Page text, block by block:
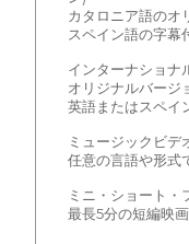
カタロニア語のオ
スペイン語の字幕
インターナショナ
オリジナルバージ
英語またはスペイ
ミュージックビデ
任意の言語や形式
ミニ・ショート・
最長5分の短編映画